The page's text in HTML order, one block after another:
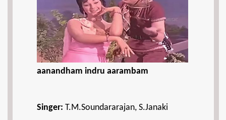
aanandham indru aarambam
Singer: T.M.Soundararajan, S.Janaki